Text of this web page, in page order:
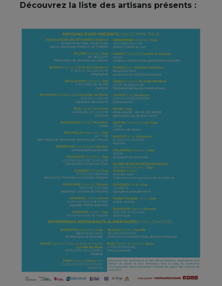
Découvrez la liste des artisans présents :